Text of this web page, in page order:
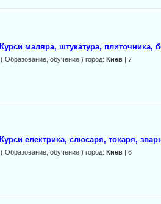
Курси маляра, штукатура, плиточника,
( Образование, обучение ) город: Киев| 7
Курси електрика, слюсаря, токаря,
( Образование, обучение ) город: Киев| 6